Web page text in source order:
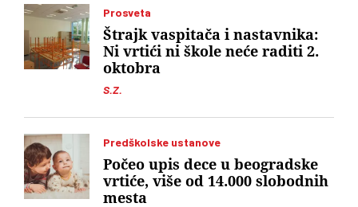
Prosveta
S.Z.
Štrajk vaspitača i nastavnika:
Ni vrtići ni škole neće raditi 2.
oktobra
Predškolske ustanove
Počeo upis dece u beogradske
vrtiće, više od 14.000 slobodnih
mesta